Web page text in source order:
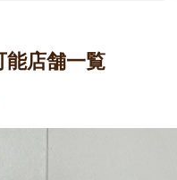
能店舗一覧